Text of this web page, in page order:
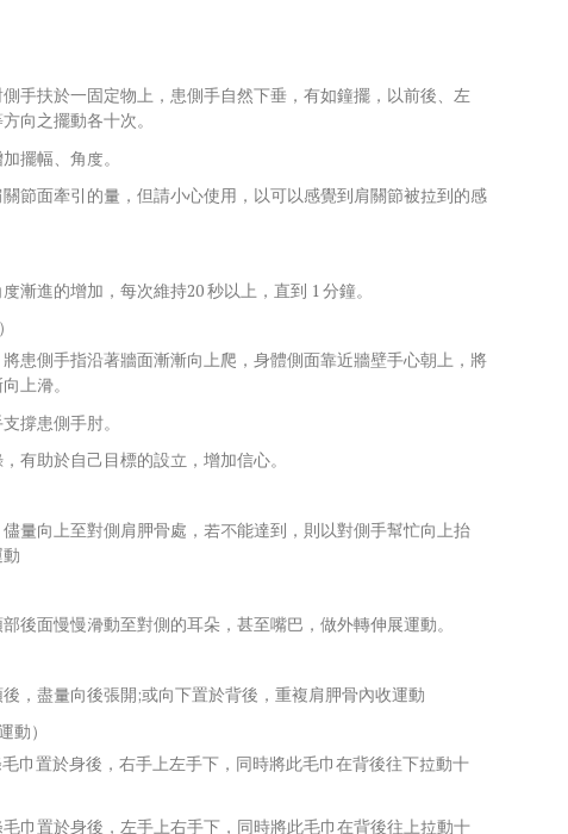
手扶於一固定物上，患側手自然下垂，有如鐘擺，以前後、左
向之擺動各十次。
擺幅、角度。
節面牽引的量，但請小心使用，以可以感覺到肩關節被拉到的感
漸進的增加，每次維持20 秒以上，直到 1 分鐘。
患側手指沿著牆面漸漸向上爬，身體側面靠近牆壁手心朝上，將
上滑。
撐患側手肘。
有助於自己目標的設立，增加信心。
量向上至對側肩胛骨處，若不能達到，則以對側手幫忙向上抬
後面慢慢滑動至對側的耳朵，甚至嘴巴，做外轉伸展運動。
，盡量向後張開;或向下置於背後，重複肩胛骨內收運動
動）
巾置於身後，右手上左手下，同時將此毛巾在背後往下拉動十
巾置於身後，左手上右手下，同時將此毛巾在背後往上拉動十